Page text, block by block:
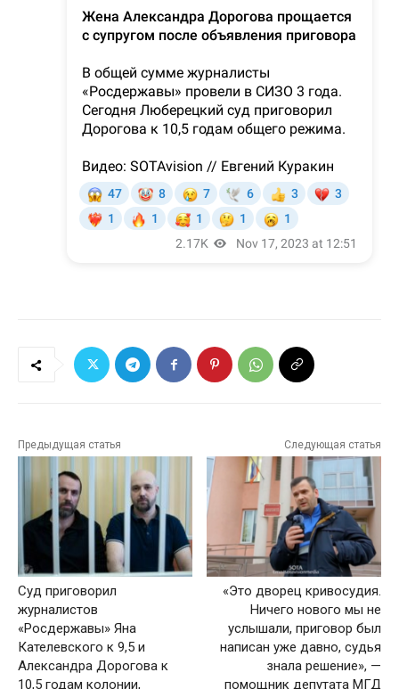
Предыдущая статья
Суд приговорил
журналистов
«Росдержавы» Яна
Кателевского к 9,5 и
Александра Дорогова к
10,5 годам колонии,
Следующая статья
«Это дворец кривосудия.
Ничего нового мы не
услышали, приговор был
написан уже давно, судья
знала решение», —
помощник депутата МГД